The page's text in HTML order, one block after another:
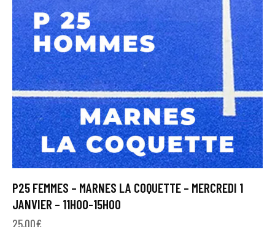
P25 FEMMES – MARNES LA COQUETTE – MERCREDI 1
JANVIER – 11H00-15H00
25,00€